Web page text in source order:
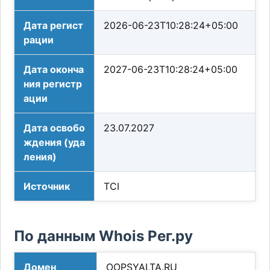
Дата регист
рации
2026-06-23T10:28:24+05:00
Дата оконча
ния регистр
ации
2027-06-23T10:28:24+05:00
Дата освобо
ждения (уда
ления)
23.07.2027
Источник TCI
По данным Whois Рег.ру
Домен OOPSYALTA.RU